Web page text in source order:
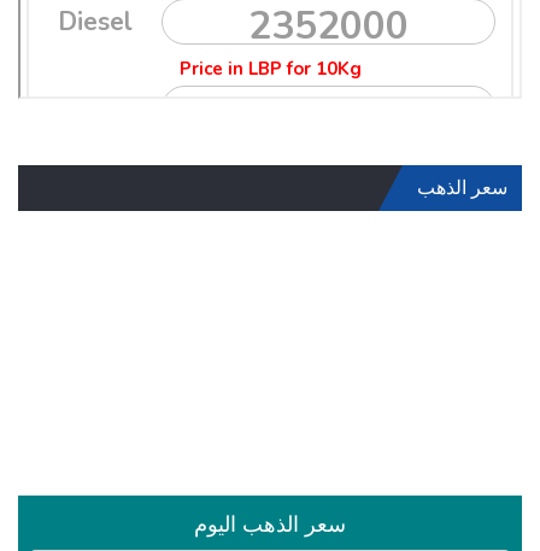
سعر الذهب